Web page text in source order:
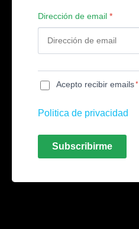
Dirección de email *
Acepto recibir emails*
Politica de privacidad
Subscribirme